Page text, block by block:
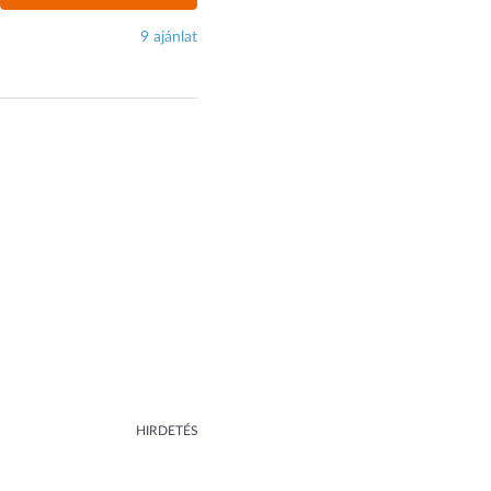
9 ajánlat
HIRDETÉS